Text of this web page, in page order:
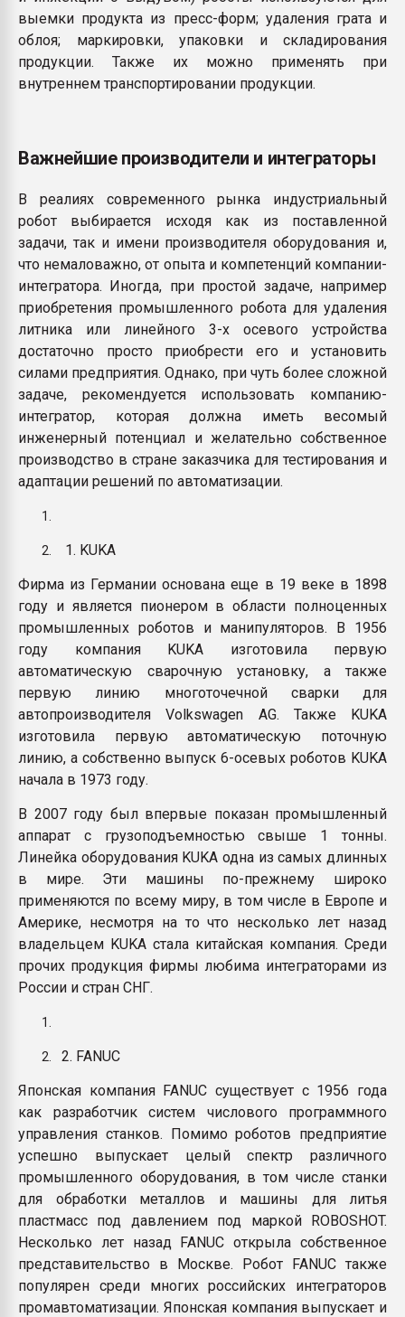
выемки продукта из пресс-форм; удаления грата и
облоя; маркировки, упаковки и складирования
продукции. Также их можно применять при
внутреннем транспортировании продукции.
Важнейшие производители и интеграторы
В реалиях современного рынка индустриальный
робот выбирается исходя как из поставленной
задачи, так и имени производителя оборудования и,
что немаловажно, от опыта и компетенций компании-
интегратора. Иногда, при простой задаче, например
приобретения промышленного робота для удаления
литника или линейного 3-х осевого устройства
достаточно просто приобрести его и установить
силами предприятия. Однако, при чуть более сложной
задаче, рекомендуется использовать компанию-
интегратор, которая должна иметь весомый
инженерный потенциал и желательно собственное
производство в стране заказчика для тестирования и
адаптации решений по автоматизации.
1. KUKA
Фирма из Германии основана еще в 19 веке в 1898
году и является пионером в области полноценных
промышленных роботов и манипуляторов. В 1956
году компания KUKA изготовила первую
автоматическую сварочную установку, а также
первую линию многоточечной сварки для
автопроизводителя Volkswagen AG. Также KUKA
изготовила первую автоматическую поточную
линию, а собственно выпуск 6-осевых роботов KUKA
начала в 1973 году.
В 2007 году был впервые показан промышленный
аппарат с грузоподъемностью свыше 1 тонны.
Линейка оборудования KUKA одна из самых длинных
в мире. Эти машины по-прежнему широко
применяются по всему миру, в том числе в Европе и
Америке, несмотря на то что несколько лет назад
владельцем KUKA стала китайская компания. Среди
прочих продукция фирмы любима интеграторами из
России и стран СНГ.
2. FANUC
Японская компания FANUC существует с 1956 года
как разработчик систем числового программного
управления станков. Помимо роботов предприятие
успешно выпускает целый спектр различного
промышленного оборудования, в том числе станки
для обработки металлов и машины для литья
пластмасс под давлением под маркой ROBOSHOT.
Несколько лет назад FANUC открыла собственное
представительство в Москве. Робот FANUC также
популярен среди многих российских интеграторов
промавтоматизации. Японская компания выпускает и